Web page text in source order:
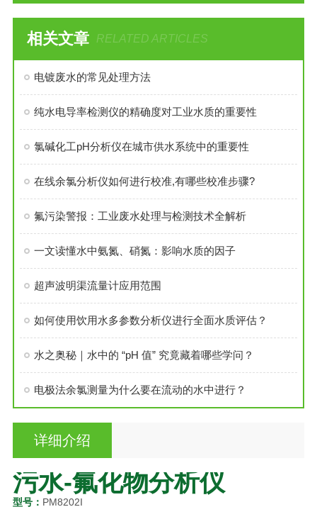
相关文章 RELATED ARTICLES
电镀废水的常见处理方法
纯水电导率检测仪的精确度对工业水质的重要性
氯碱化工pH分析仪在城市供水系统中的重要性
在线余氯分析仪如何进行校准,有哪些校准步骤?
氟污染警报：工业废水处理与检测技术全解析
一文读懂水中氨氮、硝氮：影响水质的因子
超声波明渠流量计应用范围
如何使用饮用水多参数分析仪进行全面水质评估？
水之奥秘｜水中的 “pH 值” 究竟藏着哪些学问？
电极法余氯测量为什么要在流动的水中进行？
详细介绍
污水-氟化物分析仪
型号： PM8202I